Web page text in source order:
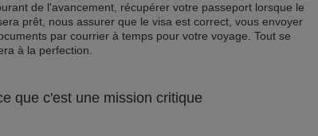
de l'avancement, récupérer votre passeport lorsque le
prêt, nous assurer que le visa est correct, vous envoyer
par courrier à temps pour votre voyage. Tout se
à la perfection.
que c'est une mission critique